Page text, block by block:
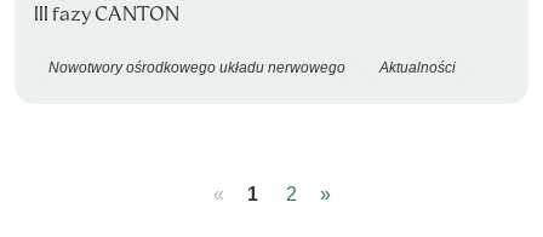
III fazy CANTON
Nowotwory ośrodkowego układu nerwowego Aktualności
« 1 2 »